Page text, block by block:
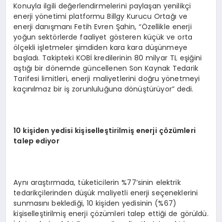
Konuyla ilgili değerlendirmelerini paylaşan yenilikçi
enerji yönetimi platformu Billgy Kurucu Ortağı ve
enerji danışmanı Fetih Evren Şahin, “Özellikle enerji
yoğun sektörlerde faaliyet gösteren küçük ve orta
ölçekli işletmeler şimdiden kara kara düşünmeye
başladı. Takipteki KOBİ kredilerinin 80 milyar TL eşiğini
aştığı bir dönemde güncellenen Son Kaynak Tedarik
Tarifesi limitleri, enerji maliyetlerini doğru yönetmeyi
kaçınılmaz bir iş zorunluluğuna dönüştürüyor” dedi.
10 kişiden yedisi kişiselleştirilmiş enerji çözümleri
talep ediyor
Aynı araştırmada, tüketicilerin %77’sinin elektrik
tedarikçilerinden düşük maliyetli enerji seçeneklerini
sunmasını beklediği, 10 kişiden yedisinin (%67)
kişiselleştirilmiş enerji çözümleri talep ettiği de görüldü.